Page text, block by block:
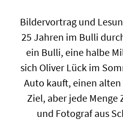
Bildervortrag und
25 Jahren im Bulli
ein Bulli, eine halbe
sich Oliver Lück im
Auto kauft, einen alten
Ziel, aber jede
und Fotograf aus